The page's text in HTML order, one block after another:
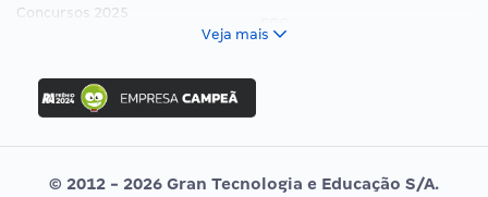
Concursos 2025
Concurso Ibama
Concurso MPU
Editais publicados
Vunesp
Veja mais
© 2012 - 2026 Gran Tecnologia e Educação S/A.